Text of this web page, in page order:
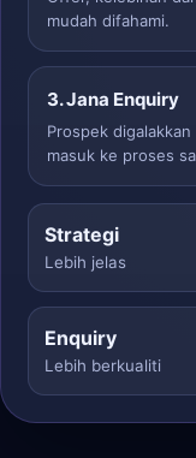
mudah difahami.
3. Jana Enquiry
Prospek
masuk ke proses
Strategi
Lebih jelas
Enquiry
Lebih berkualiti